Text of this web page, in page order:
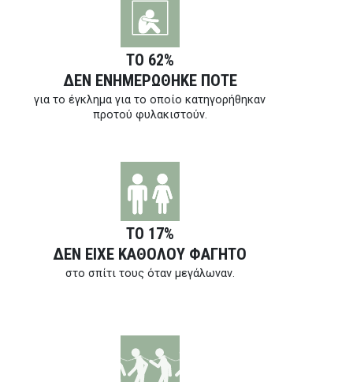
ΤΟ 62%
ΔΕΝ ΕΝΗΜΕΡΩΘΗΚΕ ΠΟΤΕ
για το έγκλημα για το οποίο κατηγορήθηκαν
προτού φυλακιστούν.
ΤΟ 17%
ΔΕΝ ΕΙΧΕ ΚΑΘΟΛΟΥ ΦΑΓΗΤΟ
στο σπίτι τους όταν μεγάλωναν.